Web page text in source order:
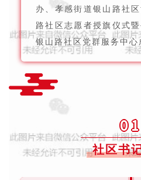
办、孝感街道银山路社
路社区志愿者授旗仪式
银山路社区党群服务中心
01
社区书